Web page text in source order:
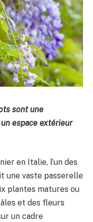
sont une
espace extérieur
en Italie, l’un des
une vaste passerelle
plantes matures ou
et des fleurs
un cadre